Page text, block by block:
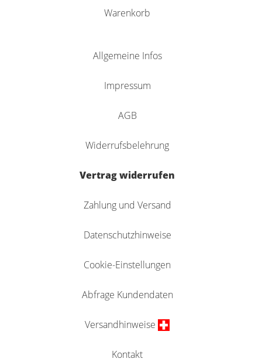
Warenkorb
Allgemeine Infos
Impressum
AGB
Widerrufsbelehrung
Vertrag widerrufen
Zahlung und Versand
Datenschutzhinweise
Cookie-Einstellungen
Abfrage Kundendaten
Versandhinweise
Kontakt